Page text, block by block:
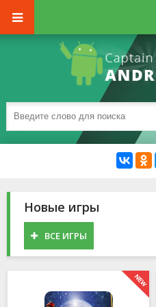
Новые игры
ВСЕ ИГРЫ